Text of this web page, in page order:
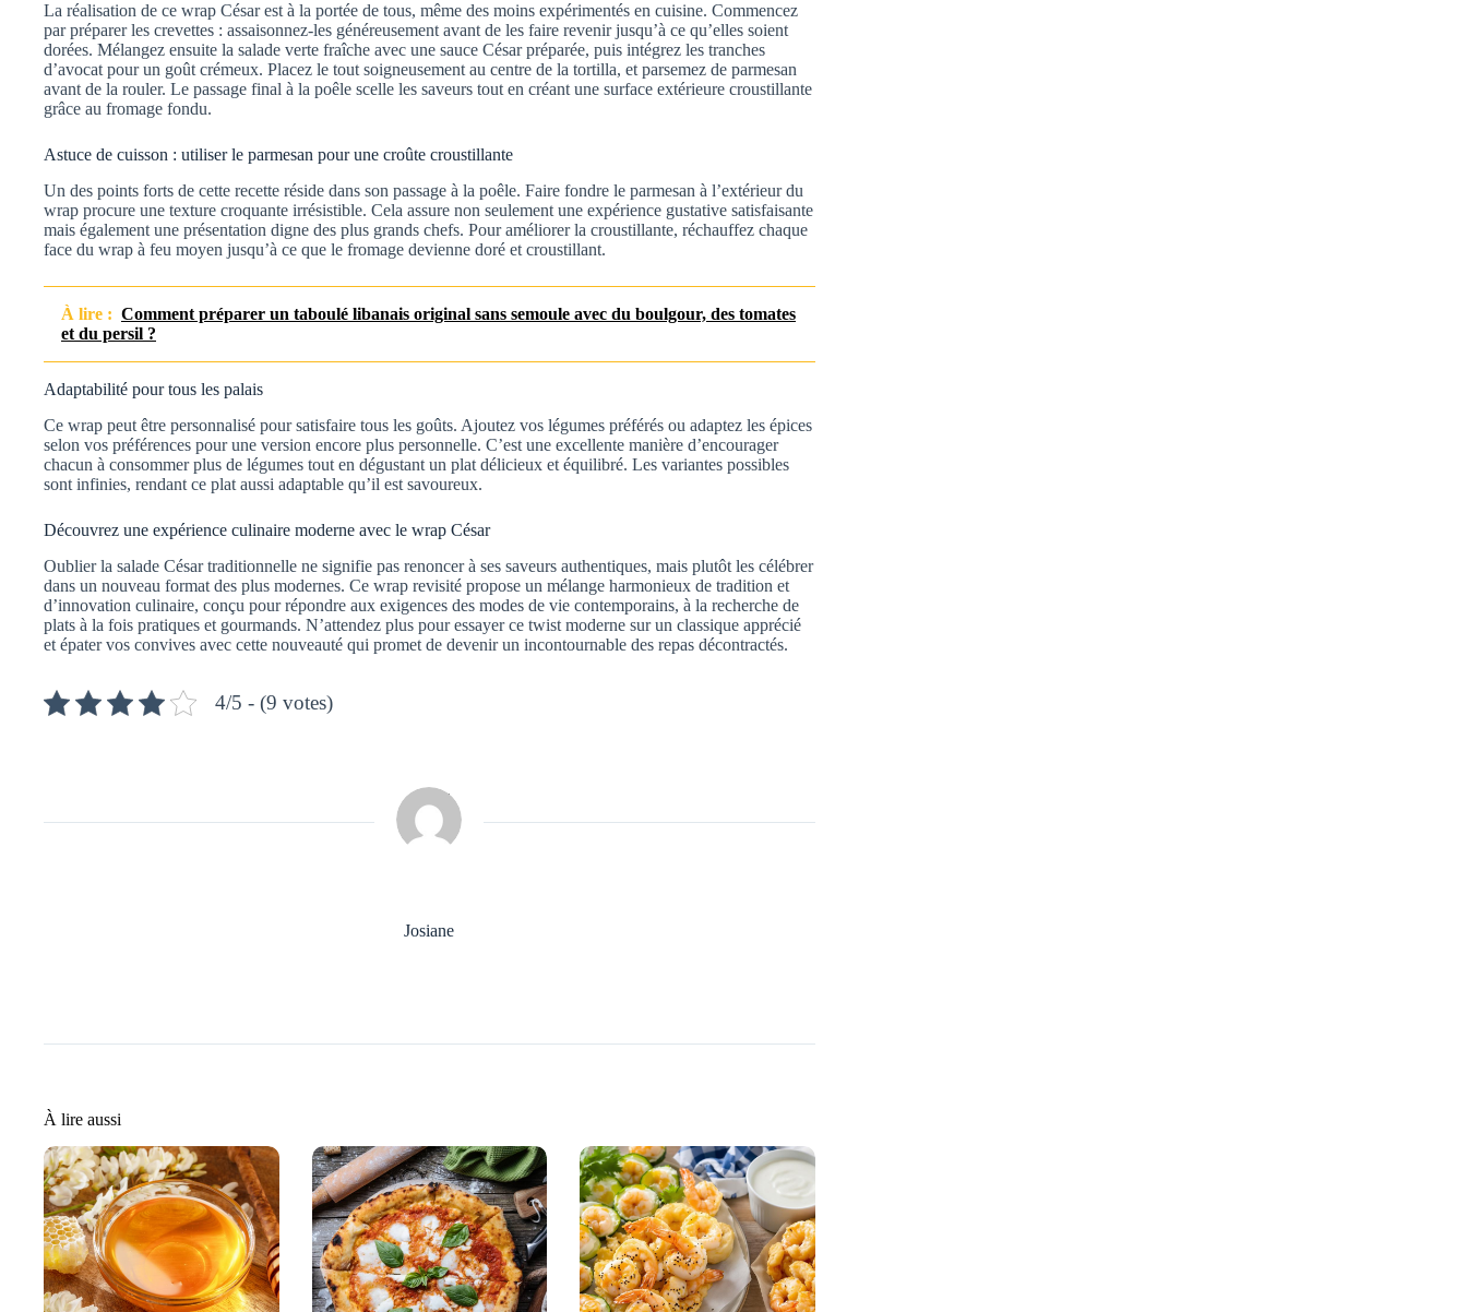
La réalisation de ce wrap César est à la portée de tous, même des moins expérimentés en cuisine. Commencez
par préparer les crevettes : assaisonnez-les généreusement avant de les faire revenir jusqu’à ce qu’elles soient
dorées. Mélangez ensuite la salade verte fraîche avec une sauce César préparée, puis intégrez les tranches
d’avocat pour un goût crémeux. Placez le tout soigneusement au centre de la tortilla, et parsemez de parmesan
avant de la rouler. Le passage final à la poêle scelle les saveurs tout en créant une surface extérieure croustillante
grâce au fromage fondu.
Astuce de cuisson : utiliser le parmesan pour une croûte croustillante
Un des points forts de cette recette réside dans son passage à la poêle. Faire fondre le parmesan à l’extérieur du
wrap procure une texture croquante irrésistible. Cela assure non seulement une expérience gustative satisfaisante
mais également une présentation digne des plus grands chefs. Pour améliorer la croustillante, réchauffez chaque
face du wrap à feu moyen jusqu’à ce que le fromage devienne doré et croustillant.
À lire : Comment préparer un taboulé libanais original sans semoule avec du boulgour, des tomates
et du persil ?
Adaptabilité pour tous les palais
Ce wrap peut être personnalisé pour satisfaire tous les goûts. Ajoutez vos légumes préférés ou adaptez les épices
selon vos préférences pour une version encore plus personnelle. C’est une excellente manière d’encourager
chacun à consommer plus de légumes tout en dégustant un plat délicieux et équilibré. Les variantes possibles
sont infinies, rendant ce plat aussi adaptable qu’il est savoureux.
Découvrez une expérience culinaire moderne avec le wrap César
Oublier la salade César traditionnelle ne signifie pas renoncer à ses saveurs authentiques, mais plutôt les célébrer
dans un nouveau format des plus modernes. Ce wrap revisité propose un mélange harmonieux de tradition et
d’innovation culinaire, conçu pour répondre aux exigences des modes de vie contemporains, à la recherche de
plats à la fois pratiques et gourmands. N’attendez plus pour essayer ce twist moderne sur un classique apprécié
et épater vos convives avec cette nouveauté qui promet de devenir un incontournable des repas décontractés.
4/5 - (9 votes)
Josiane
À lire aussi